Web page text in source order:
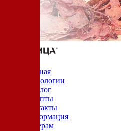
Главная
Технологии
Каталог
Рецепты
Контакты
Информация
Дилерам